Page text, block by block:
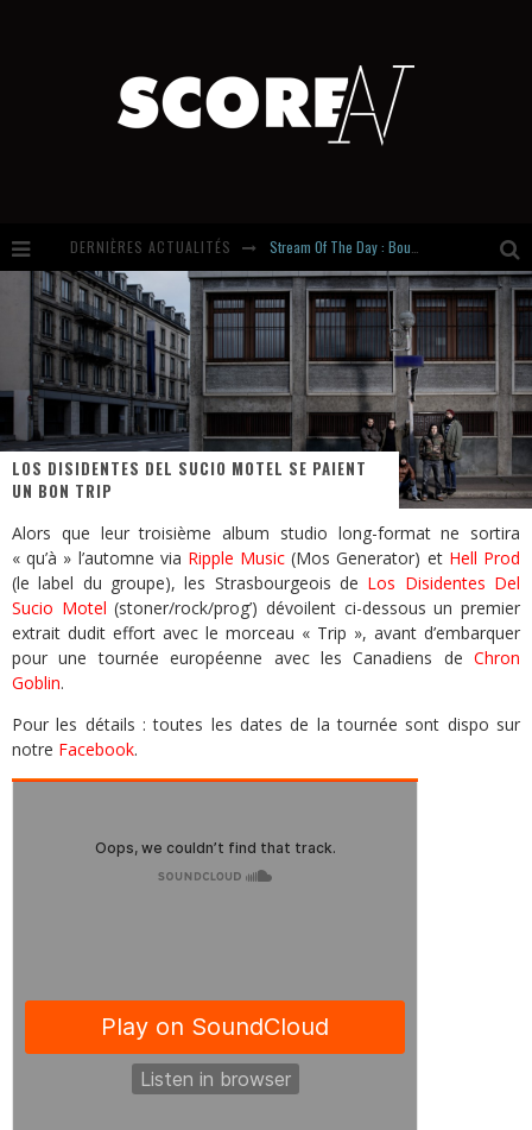
DERNIÈRES ACTUALITÉS
Russian Circles share « Empath » & « Eluvial » singles. Same Language. Different Damage.
Hardcore, Actually. Meet Cút Lộn
Introducing Newcomer : Gudewife
LOS DISIDENTES DEL SUCIO MOTEL SE PAIENT
UN BON TRIP
Alors que leur troisième album studio long-format ne sortira
« qu’à » l’automne via Ripple Music (Mos Generator) et Hell Prod
(le label du groupe), les Strasbourgeois de Los Disidentes Del
Sucio Motel (stoner/rock/prog’) dévoilent ci-dessous un premier
extrait dudit effort avec le morceau « Trip », avant d’embarquer
pour une tournée européenne avec les Canadiens de Chron
Goblin.
Pour les détails : toutes les dates de la tournée sont dispo sur
notre Facebook.